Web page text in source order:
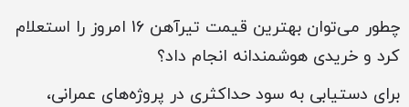
چطور می‌توان بهترین قیمت تیرآهن 16 امروز را استعلام
کرد و خریدی هوشمندانه انجام داد؟
برای دستیابی به سود حداکثری در پروژه‌های عمرانی،